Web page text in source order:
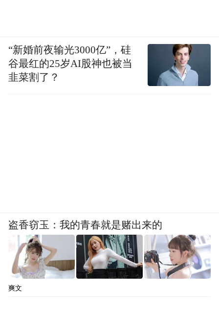
“新婚前夜输光3000亿”，硅
谷最红的25岁AI股神也被当
韭菜割了？
盗香窃玉：我的青春就是赌出来的
爽文